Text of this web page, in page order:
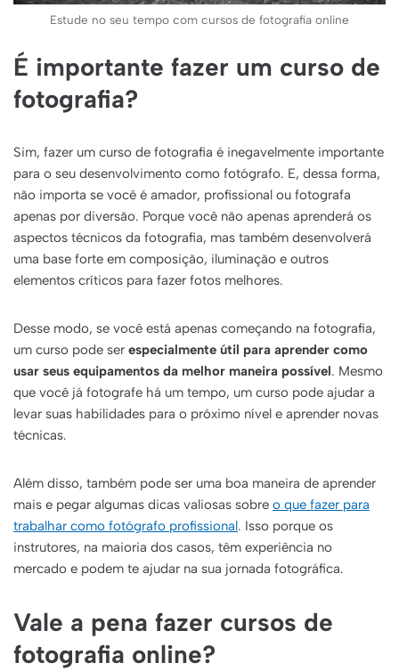
Estude no seu tempo com cursos de fotografia online
É importante fazer um curso de
fotografia?
Sim, fazer um curso de fotografia é inegavelmente importante
para o seu desenvolvimento como fotógrafo. E, dessa forma,
não importa se você é amador, profissional ou fotografa
apenas por diversão. Porque você não apenas aprenderá os
aspectos técnicos da fotografia, mas também desenvolverá
uma base forte em composição, iluminação e outros
elementos críticos para fazer fotos melhores.
Desse modo, se você está apenas começando na fotografia,
um curso pode ser especialmente útil para aprender como
usar seus equipamentos da melhor maneira possível. Mesmo
que você já fotografe há um tempo, um curso pode ajudar a
levar suas habilidades para o próximo nível e aprender novas
técnicas.
Além disso, também pode ser uma boa maneira de aprender
mais e pegar algumas dicas valiosas sobre o que fazer para
trabalhar como fotógrafo profissional. Isso porque os
instrutores, na maioria dos casos, têm experiência no
mercado e podem te ajudar na sua jornada fotográfica.
Vale a pena fazer cursos de
fotografia online?